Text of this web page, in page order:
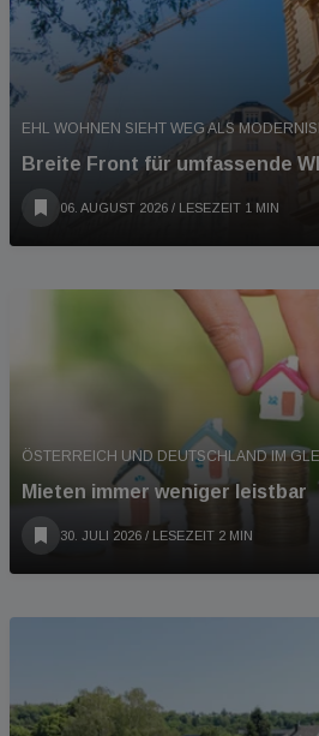
EHL WOHNEN SIEHT WEG ALS
Breite Front für umfassende
06. AUGUST 2026 / LESEZEIT 1 MIN
ÖSTERREICH UND DEUTSCHLAND IM
Mieten immer weniger leistbar
30. JULI 2026 / LESEZEIT 2 MIN